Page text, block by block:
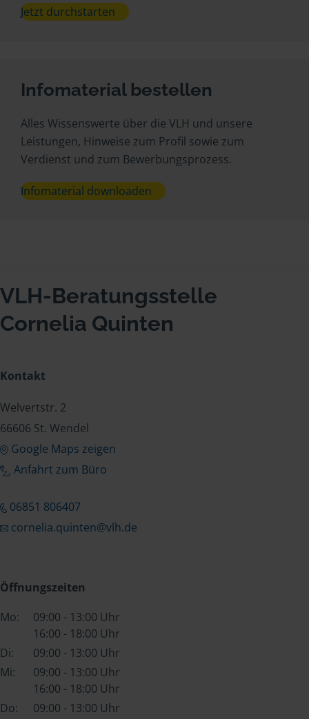
Jetzt durchstarten
Infomaterial bestellen
Alles Wissenswerte über die VLH und unsere
Leistungen, Hinweise zum Profil sowie zum
Verdienst und zum Bewerbungsprozess.
Infomaterial downloaden
VLH-Beratungsstelle
Cornelia Quinten
Kontakt
Welvertstr. 2
66606 St. Wendel
Google Maps zeigen
Anfahrt zum Büro
06851 806407
cornelia.quinten@vlh.de
Öffnungszeiten
Mo:
09:00 - 13:00 Uhr
16:00 - 18:00 Uhr
Di:
09:00 - 13:00 Uhr
Mi:
09:00 - 13:00 Uhr
16:00 - 18:00 Uhr
Do:
09:00 - 13:00 Uhr